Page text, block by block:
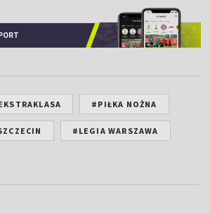
Zobacz też
Niezbędnik 3. kolejki PKO BP Ekstraklasy.